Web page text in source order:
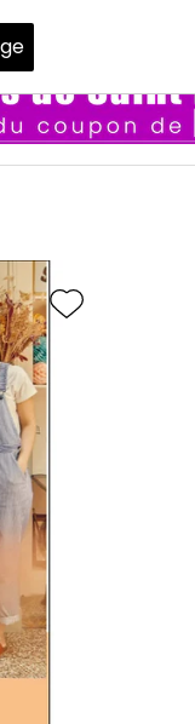
achat en vous